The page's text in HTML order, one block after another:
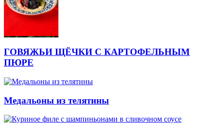
ГОВЯЖЬИ ЩЁЧКИ С КАРТОФЕЛЬНЫМ
ПЮРЕ
Медальоны из телятины